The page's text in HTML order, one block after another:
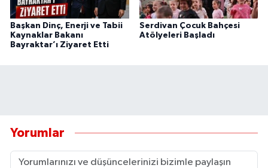
Başkan Dinç, Enerji ve Tabii
Kaynaklar Bakanı
Bayraktar’ı Ziyaret Etti
Serdivan Çocuk Bahçesi
Atölyeleri Başladı
Yorumlar